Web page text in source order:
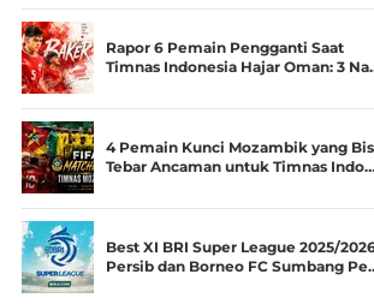
Rapor 6 Pemain Pengganti Saat
Timnas Indonesia Hajar Oman: 3
4 Pemain Kunci Mozambik yang
Tebar Ancaman untuk Timnas Indo…
Best XI BRI Super League 2025/
Persib dan Borneo FC Sumbang